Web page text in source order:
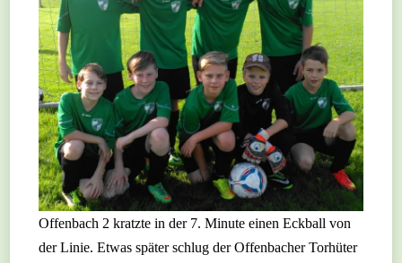
Offenbach 2 kratzte in der 7. Minute einen Eckball von
der Linie. Etwas später schlug der Offenbacher Torhüter